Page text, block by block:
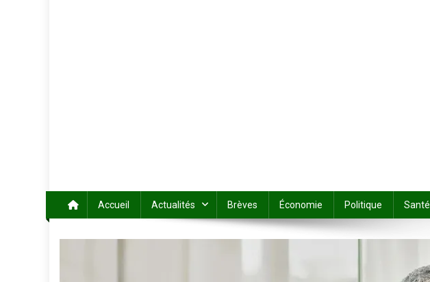
Accueil Actualités Brèves Économie Politique Santé